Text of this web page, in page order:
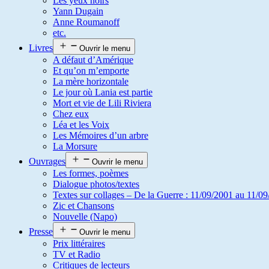
Yann Dugain
Anne Roumanoff
etc.
Livres
Ouvrir le menu
A défaut d’Amérique
Et qu’on m’emporte
La mère horizontale
Le jour où Lania est partie
Mort et vie de Lili Riviera
Chez eux
Léa et les Voix
Les Mémoires d’un arbre
La Morsure
Ouvrages
Ouvrir le menu
Les formes, poèmes
Dialogue photos/textes
Textes sur collages – De la Guerre : 11/09/2001 au 11/
Zic et Chansons
Nouvelle (Napo)
Presse
Ouvrir le menu
Prix littéraires
TV et Radio
Critiques de lecteurs